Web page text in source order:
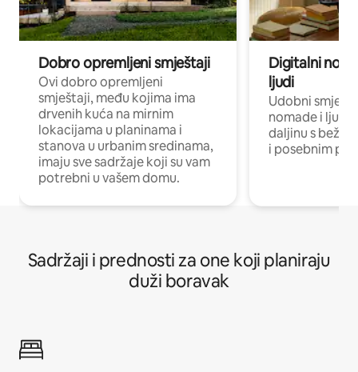
Dobro opremljeni smještaji
Ovi dobro opremljeni
smještaji, među kojima ima
drvenih kuća na mirnim
lokacijama u planinama i
stanova u urbanim sredinama,
imaju sve sadržaje koji su vam
potrebni u vašem domu.
Digitalni
ljudi
Udobni
nomade i ljude
daljinu s
i posebnim
Sadržaji i prednosti za one koji planiraju
duži boravak